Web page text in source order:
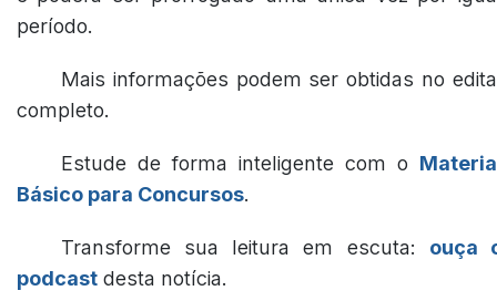
período.
Mais informações podem ser obtidas no
completo.
Estude de forma inteligente com o
Básico para Concursos.
Transforme sua leitura em escuta: ouça
podcast desta notícia.